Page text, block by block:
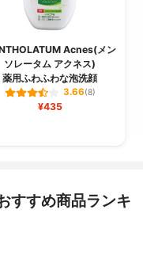
Acnes(メン
ソレータム アクネス)
薬用ふわふわな泡洗顔
3.66(8)
¥435
すすめ商品ランキ